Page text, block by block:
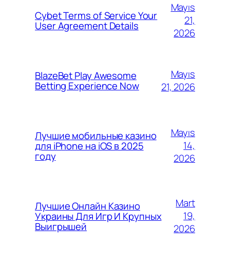
Cybet Terms of Service Your
User Agreement Details
Mayıs
21,
2026
BlazeBet Play Awesome
Betting Experience Now
Mayıs
21, 2026
Лучшие мобильные казино
для iPhone на iOS в 2025
году
Mayıs
14,
2026
Лучшие Онлайн Казино
Украины Для Игр И Крупных
Выигрышей
Mart
19,
2026